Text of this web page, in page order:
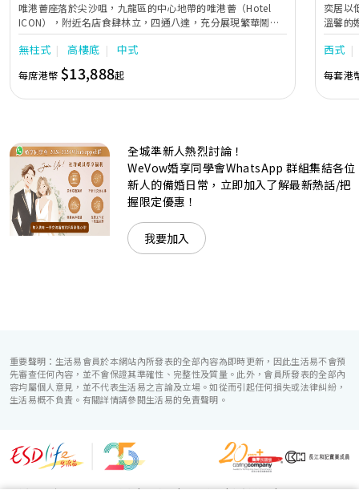
唯港薈座落於尖沙咀，九龍區的中心地帶的唯港薈（Hotel
ICON），附近名店食肆林立，四通八達，充分展現繁華鬧巿
中的活力個性，成為一眾準新人舉辦婚宴的熱門之選。專業團
隊由策劃統籌至所有婚宴每個細節，唯港薈都力臻完美，保證
讓您留下獨特的醉人回憶。 擁有時尚高樓頂的Silverbox宴會
廳，配置了全套先進的視聽影音及燈光設備配套，並採用極富
現代時尚感的水晶玻璃燈，演繹出與別不同的經典神韻。不論
準新人的個性及預算﹔保證為您打造夢寐以求的特別日子，令
賓客永誌難忘！
無柱式 高樓底 中式
每席港幣 $13,888起
奕居以
溫馨的
團隊會
西式
每套港
全城準新人熱烈討論！
WeVow婚享同學會WhatsApp 群組集結各位
新人的備婚日常，立即加入了解最新熱話/把
握限定優惠！
我要加入
重要聲明：生活易會員於本網站內所發表的全部內容為即時更新，因此生活易不會預
先審查任何內容，並不會保證其準確性、完整性及質量。此外，會員所發表的全部內
容均屬個人意見，並不代表生活易之言論及立場。如從而引起任何損失或法律糾紛，
生活易概不負責。有關詳情請參閱生活易的免責聲明。